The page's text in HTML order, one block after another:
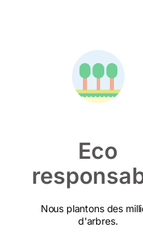
Eco
Nous plantons des
d'arbres.